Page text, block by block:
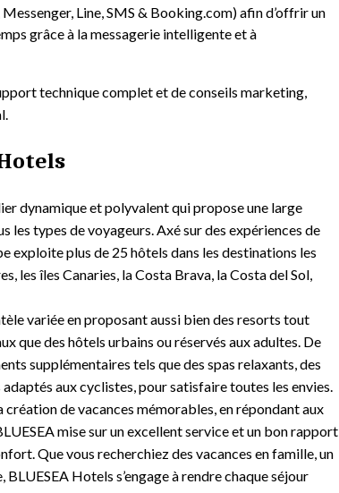
Line, SMS & Booking.com) afin d’offrir un
grâce à la messagerie intelligente et à
technique complet et de conseils marketing,
dynamique et polyvalent qui propose une large
les types de voyageurs. Axé sur des expériences de
exploite plus de 25 hôtels dans les destinations les
les îles Canaries, la Costa Brava, la Costa del Sol,
variée en proposant aussi bien des resorts tout
que des hôtels urbains ou réservés aux adultes. De
supplémentaires tels que des spas relaxants, des
aux cyclistes, pour satisfaire toutes les envies.
de vacances mémorables, en répondant aux
mise sur un excellent service et un bon rapport
Que vous recherchiez des vacances en famille, un
Hotels s’engage à rendre chaque séjour